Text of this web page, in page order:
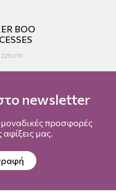
BOO
225019
newsletter
προσφορές
αφίξεις μας.